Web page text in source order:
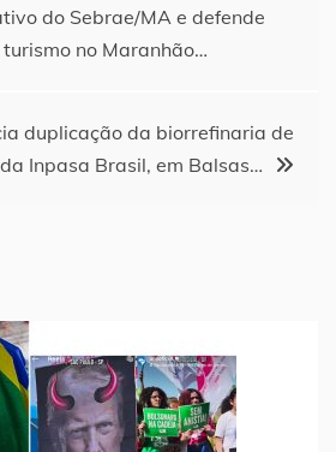
do Sebrae/MA e defende
no Maranhão…
duplicação da biorrefinaria de
Inpasa Brasil, em Balsas…